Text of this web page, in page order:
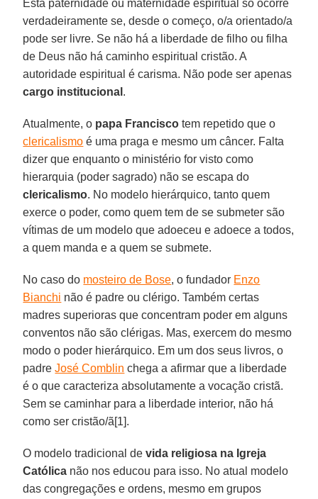
Esta paternidade ou maternidade espiritual só ocorre
verdadeiramente se, desde o começo, o/a orientado/a
pode ser livre. Se não há a liberdade de filho ou filha
de Deus não há caminho espiritual cristão. A
autoridade espiritual é carisma. Não pode ser apenas
cargo institucional .
Atualmente, o papa Francisco tem repetido que o
clericalismo é uma praga e mesmo um câncer. Falta
dizer que enquanto o ministério for visto como
hierarquia (poder sagrado) não se escapa do
clericalismo. No modelo hierárquico, tanto quem
exerce o poder, como quem tem de se submeter são
vítimas de um modelo que adoeceu e adoece a todos,
a quem manda e a quem se submete.
No caso do mosteiro de Bose, o fundador Enzo
Bianchi não é padre ou clérigo. Também certas
madres superioras que concentram poder em alguns
conventos não são clérigas. Mas, exercem do mesmo
modo o poder hierárquico. Em um dos seus livros, o
padreJosé Comblin chega a afirmar que a liberdade
é o que caracteriza absolutamente a vocação cristã.
Sem se caminhar para a liberdade interior, não há
como ser cristão/ã[1].
O modelo tradicional devida religiosa na Igreja
Católica não nos educou para isso. No atual modelo
das congregações e ordens, mesmo em grupos